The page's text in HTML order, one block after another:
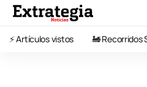
⚡️ Artículos vistos 🚂 Recorridos